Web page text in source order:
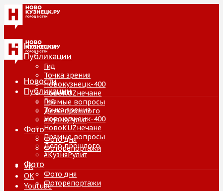
Новости
Публикации
Гид
Точка зрения
Новокузнецк-400
НовоKUZнечане
Прямые вопросы
Дело прошлого
#КузняРулит
Фото
Фото дня
Фоторепортажи
VK
ОК
Youtube
Новости
Публикации
Гид
Точка зрения
Новокузнецк-400
НовоKUZнечане
Прямые вопросы
Дело прошлого
#КузняРулит
Фото
Фото дня
Фоторепортажи